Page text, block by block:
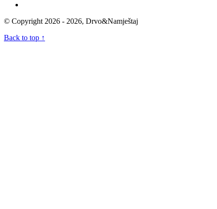
© Copyright 2026 - 2026, Drvo&Namještaj
Back to top ↑